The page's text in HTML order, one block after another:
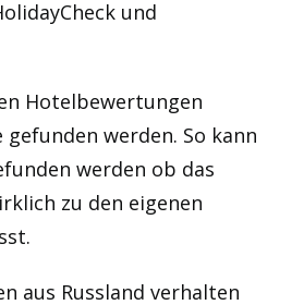
und
Hotelbewertungen
werden. So kann
werden ob das
zu den eigenen
aus Russland verhalten